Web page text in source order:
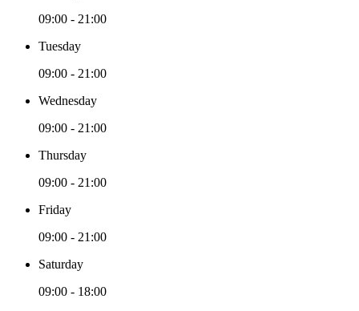
09:00 - 21:00
Tuesday
09:00 - 21:00
Wednesday
09:00 - 21:00
Thursday
09:00 - 21:00
Friday
09:00 - 21:00
Saturday
09:00 - 18:00